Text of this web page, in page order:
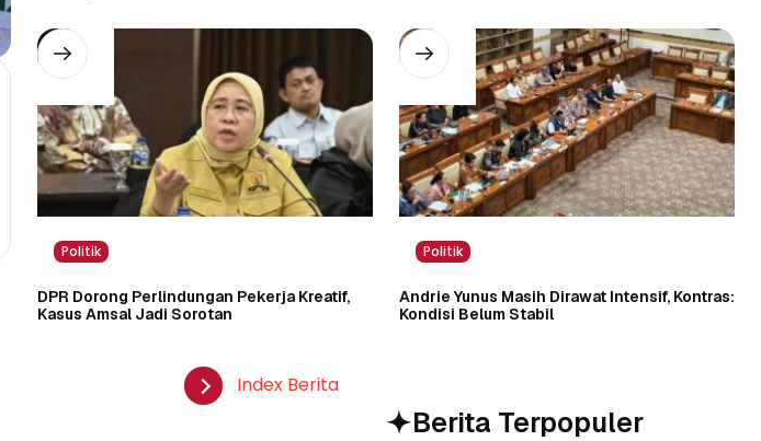
Politik
DPR Dorong Perlindungan Pekerja Kreatif,
Kasus Amsal Jadi Sorotan
Politik
Andrie Yunus Masih Dirawat Intensif, Kontras:
Kondisi Belum Stabil
Index Berita
Berita Terpopuler